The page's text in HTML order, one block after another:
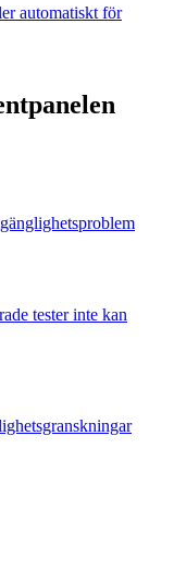
automatiskt för
tester inte kan